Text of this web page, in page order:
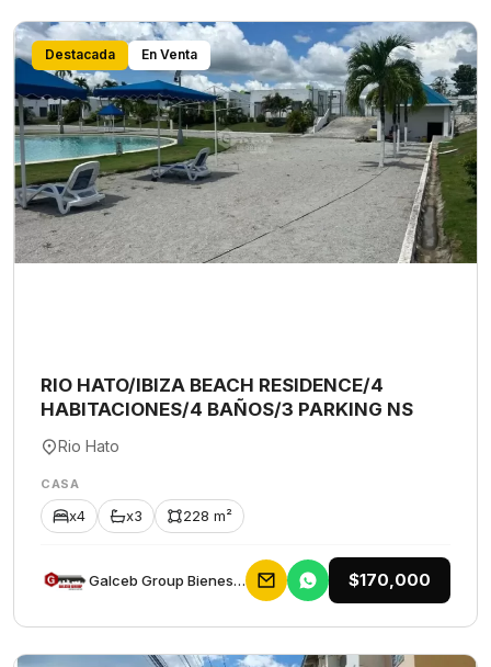
Destacada En Venta
RIO HATO/IBIZA BEACH RESIDENCE/4
HABITACIONES/4 BAÑOS/3 PARKING NS
Rio Hato
CASA
x4 x3 228 m²
Galceb Group Bienes Raices $170,000